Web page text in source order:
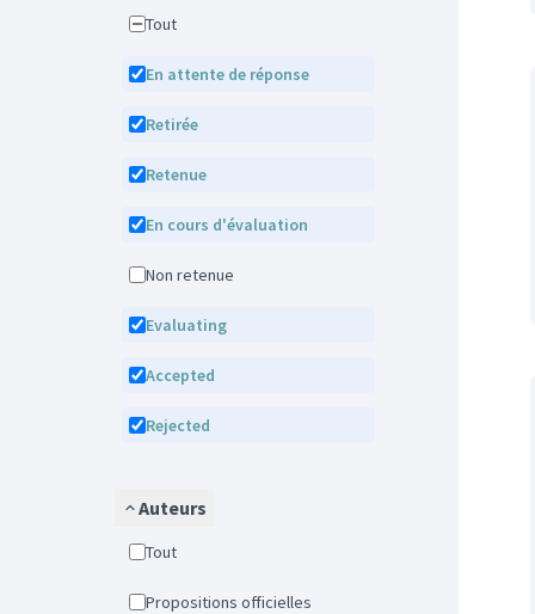
Tout
En attente de réponse
Retirée
Retenue
En cours d'évaluation
Non retenue
Evaluating
Accepted
Rejected
Auteurs
Tout
Propositions officielles